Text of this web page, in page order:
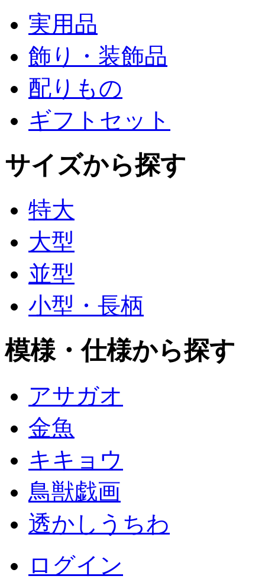
実用品
飾り・装飾品
配りもの
ギフトセット
サイズから探す
特大
大型
並型
小型・長柄
模様・仕様から探す
アサガオ
金魚
キキョウ
鳥獣戯画
透かしうちわ
ログイン